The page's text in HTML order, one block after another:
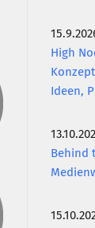
High
Ideen,
Behind